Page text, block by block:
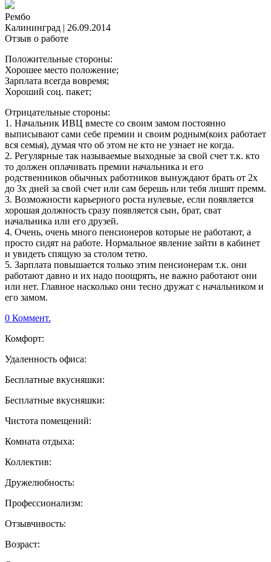
Рембо
Калининград | 26.09.2014
Отзыв о работе
Положительные стороны:
Хорошее место положение;
Зарплата всегда вовремя;
Хороший соц. пакет;
Отрицательные стороны:
1. Начальник ИВЦ вместе со своим замом постоянно
выписывают сами себе премии и своим родным(коих работает
вся семья), думая что об этом не кто не узнает не когда.
2. Регулярные так называемые выходные за свой счет т.к. кто
то должен оплачивать премии начальника и его
родственников обычных работников вынуждают брать от 2х
до 3х дней за свой счет или сам берешь или тебя лишят премм.
3. Возможности карьерного роста нулевые, если появляется
хорошая должность сразу появляется сын, брат, сват
начальника или его друзей.
4. Очень, очень много пенсионеров которые не работают, а
просто сидят на работе. Нормальное явление зайти в кабинет
и увидеть спящую за столом тетю.
5. Зарплата повышается только этим пенсионерам т.к. они
работают давно и их надо поощрять, не важно работают они
или нет. Главное насколько они тесно дружат с начальником и
его замом.
0 Коммент.
Комфорт:
Удаленность офиса:
Бесплатные вкусняшки:
Бесплатные вкусняшки:
Чистота помещений:
Комната отдыха:
Коллектив:
Дружелюбность:
Профессионализм:
Отзывчивость:
Возраст: